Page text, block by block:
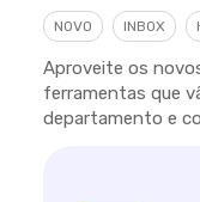
NOVO INBOX
Aproveite os
ferramentas que
departamento e